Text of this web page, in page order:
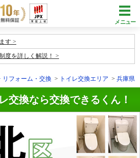
メニュー
す
度を詳しく解説！
リフォーム・交換 トイレ交換エリア 兵庫県
交換なら交換できるくん！